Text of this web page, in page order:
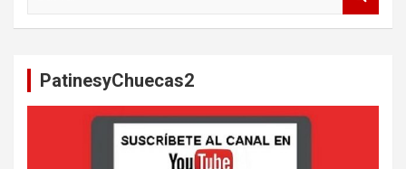
PatinesyChuecas2